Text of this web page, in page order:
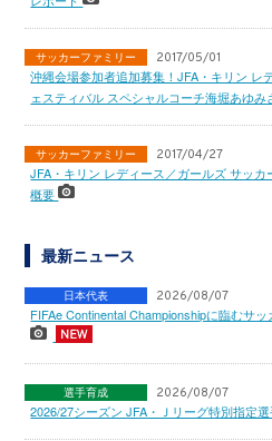
サッカーファミリー 2017/05/01
沖縄会場参加者追加募集！JFA・キリン レ
ェスティバル スペシャルコーチ海堀あゆ
サッカーファミリー 2017/04/27
JFA・キリン レディース／ガールズ サッ
概要
最新ニュース
日本代表 2026/08/07
FIFAe Continental Championshipに臨むサ
選手育成 2026/08/07
2026/27シーズン JFA・Ｊリーグ特別指定